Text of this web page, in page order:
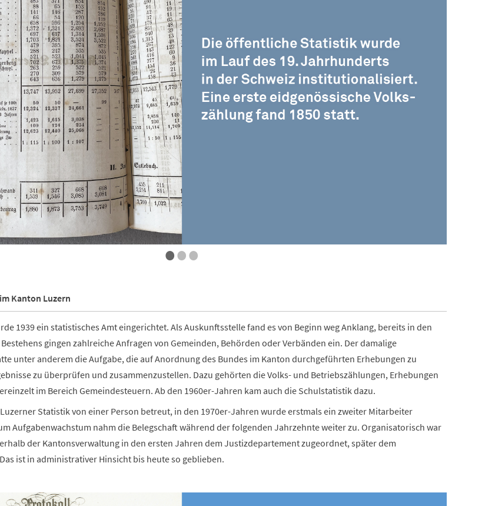
•••
Kanton Luzern
1939 ein statistisches Amt eingerichtet. Als Auskunftsstelle fand es von Beginn weg Anklang, bereits in den
gingen zahlreiche Anfragen von Gemeinden, Behörden oder Verbänden ein. Der damalige
unter anderem die Aufgabe, die auf Anordnung des Bundes im Kanton durchgeführten Erhebungen zu
zu überprüfen und zusammenzustellen. Dazu gehörten die Volks- und Betriebszählungen, Erhebungen
im Bereich Gemeindesteuern. Ab den 1960er-Jahren kam auch die Schulstatistik dazu.
Statistik von einer Person betreut, in den 1970er-Jahren wurde erstmals ein zweiter Mitarbeiter
Aufgabenwachstum nahm die Belegschaft während der folgenden Jahrzehnte weiter zu. Organisatorisch war
der Kantonsverwaltung in den ersten Jahren dem Justizdepartement zugeordnet, später dem
ist in administrativer Hinsicht bis heute so geblieben.